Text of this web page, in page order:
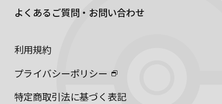
よくあるご質問・お問い合わせ
利用規約
プライバシーポリシー
特定商取引法に基づく表記